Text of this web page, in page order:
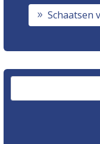
Schaatsen